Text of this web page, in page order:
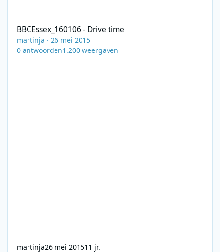
BBCEssex_160106 - Drive time
martinja ·26 mei 2015
0 antwoorden1.200 weergaven
martinja26 mei 201511 jr.